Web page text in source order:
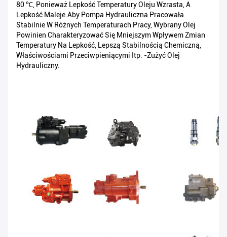
80 ℃, Ponieważ Lepkość Temperatury Oleju Wzrasta, A
Lepkość Maleje.Aby Pompa Hydrauliczna Pracowała
Stabilnie W Różnych Temperaturach Pracy, Wybrany Olej
Powinien Charakteryzować Się Mniejszym Wpływem Zmian
Temperatury Na Lepkość, Lepszą Stabilnością Chemiczną,
Właściwościami Przeciwpieniącymi Itp. -zużyć Olej
Hydrauliczny.